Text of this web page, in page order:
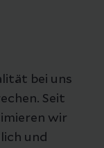
bei uns
Seit
wir
und